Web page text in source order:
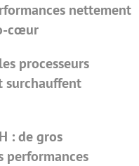
nettement
cœur
processeurs
surchauffent
: de gros
performances